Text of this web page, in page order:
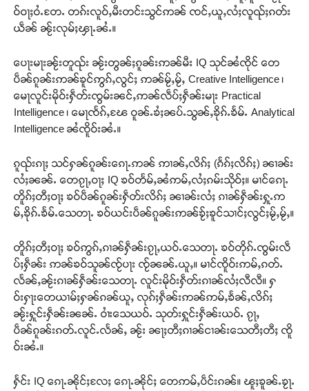
ဝ်ဝႃႈဝႆႉတႄႉ တၵ်းလူဝ်ႇမီးတင်းသွင်ဢၼ် ၸင်ႇယူႇလႆႈလူၺ်ႈၵတ်း
ယဵၼ် ၼႂ်းလုမ်ႈၾႃႉၼႆႉ။
ပေႃးမႃးၼႂ်းတူၺ်း ၼႂ်းတွၼ်ႈၵူၼ်းဢၼ်မီး IQ သုင်ၼႆၸိုင် တေ
ပဵၼ်ၵူၼ်းဢၼ်ၶူင်ဢွၵ်ႇလွင်ႈ ဢၼ်မႂ်ႇမႂ်ႇ Creative Intelligence ၊
မေႃလူင်းမိုဝ်းႁဵတ်းၸွမ်းၼင်ႇဢၼ်လဵပ်ႈႁဵၼ်းမႃး Practical
Intelligence ၊ မေႃၸႅၵ်ႇၽႄ ဝူၼ်ႉၶႆႈၼပ်ႉသွၼ်ႇၶိုၵ်ႉၶႅမ်ႉ Analytical
Intelligence ၼႆၸိူဝ်းၼႆႉ။
ၵူၺ်းၵႃႈ သင်ႁၼ်ၵူၼ်းၵေႃႉဢၼ် ဢၢၼ်ႇလိၵ်ႈ (ၵႅၵ်ႈလိၵ်ႈ) ၼၢၼ်း
လႆႈၼၼ်ႉ တေၵႂႃႇဝႃႈ IQ ၶဝ်တႅမ်ႇၼႆဢမ်ႇလႆႈၵမ်းသိုဝ်ႈ။ မၢင်ၵေႃႉ
တိူၵ်ႈတီႈဝႃႈ ၶဝ်ပဵၼ်ၵူၼ်းႁဵတ်းလိၵ်ႈ ၼၢၼ်းလႆႈ ၵၢၼ်ႁဵၼ်းႁူႉဢ
မ်ႇၶိုၵ်ႉၶႅမ်ႉသေတႃႉ ၶဝ်ယင်းပဵၼ်ၵူၼ်းဢၼ်ၶႂ်ႈၶူင်သၢင်ႈလွင်ႈမႂ်ႇမႂ်ႇ။
တိူၵ်ႈတီႈဝႃႈ ၶဝ်ဢွၵ်ႇၵၢၼ်ႁဵၼ်းၵႂႃႇယဝ်ႉသေတႃႉ ၶဝ်တိုၵ်ႉၸွမ်းလဵ
ပ်ႈႁဵၼ်း ဢၼ်ၶဝ်သူၼ်ၸႂ်ပႃး ၸႂ်ၼၼ်ႉယူႇ။ မၢင်ၸိူဝ်းဢမ်ႇၵတ်ႉ
လႅၼ်ႇၼႂ်းၵၢၼ်ႁဵၼ်းသေတႃႉ လူင်းမိုဝ်းႁဵတ်းၵၢၼ်လႆႈလီလီ။ ႁ
ဝ်းႁႃးတေယၢမ်ႈႁၼ်ၵၼ်ယူႇ လုၵ်ႈႁဵၼ်းဢၼ်ဢမ်ႇၶႅၼ်ႇလိၵ်ႈ
ၼႂ်းႁူင်းႁဵၼ်းၼၼ်ႉ ဝၢႆးသေယဝ်ႉ သုတ်းႁူင်းႁဵၼ်းယဝ်ႉ ၵႂႃႇ
ပဵၼ်ၵူၼ်းၵတ်ႉလူင်ႉလႅၼ်ႇ ၼႂ်း ၼႃႈတီႈၵၢၼ်ငၢၼ်းသေတီႈတီႈ ၸိူ
ဝ်းၼႆႉ။
ႁႅင်း IQ ၵေႃႉၼိုင်ႈလႄႈ ၵေႃႉၼိုင်ႈ တေဢမ်ႇပဵင်းၵၼ်။ ၽူႈၶူၼ်ႉၶႂႃႉ